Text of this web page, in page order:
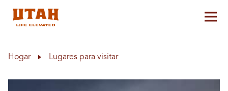
Hogar Lugares para visitar